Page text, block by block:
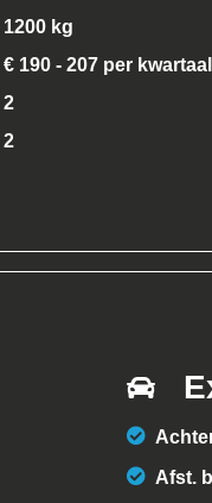
1200 kg
€ 190 - 207 per kwartaal
2
2
Afst.